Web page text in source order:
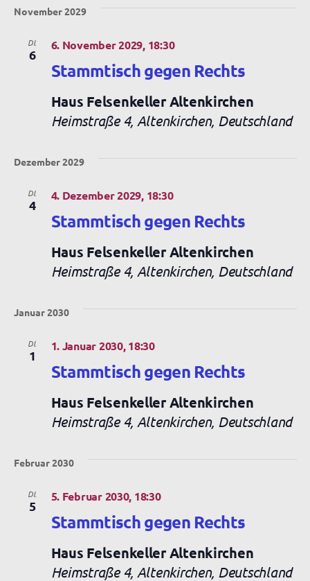
November 2029
DI.
6
Stammtisch gegen Rechts
6. November 2029, 18:30
Haus Felsenkeller Altenkirchen
Heimstraße 4, Altenkirchen, Deutschland
Dezember 2029
DI.
4
Stammtisch gegen Rechts
4. Dezember 2029, 18:30
Haus Felsenkeller Altenkirchen
Heimstraße 4, Altenkirchen, Deutschland
Januar 2030
DI.
1
Stammtisch gegen Rechts
1. Januar 2030, 18:30
Haus Felsenkeller Altenkirchen
Heimstraße 4, Altenkirchen, Deutschland
Februar 2030
DI.
5
Stammtisch gegen Rechts
5. Februar 2030, 18:30
Haus Felsenkeller Altenkirchen
Heimstraße 4, Altenkirchen, Deutschland